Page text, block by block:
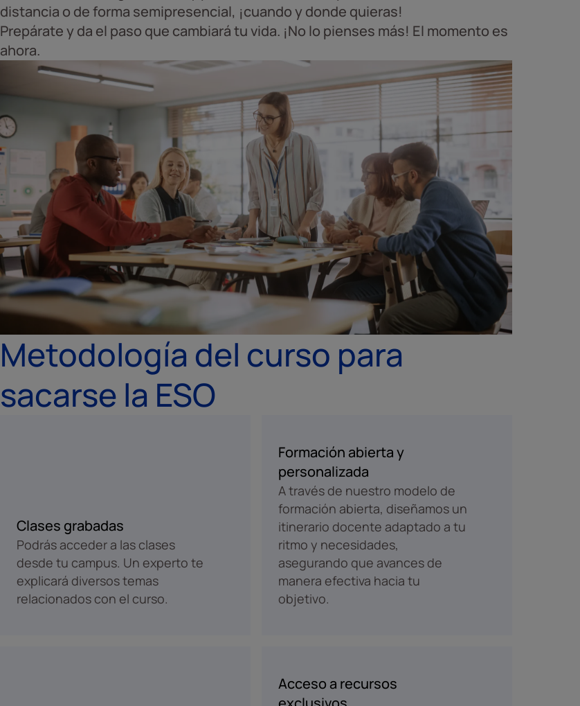
distancia o de forma semipresencial, ¡cuando y donde quieras!
Prepárate y da el paso que cambiará tu vida. ¡No lo pienses más! El momento es
ahora.
Metodología del curso para
sacarse la ESO
Clases grabadas
Podrás acceder a las clases
desde tu campus. Un experto te
explicará diversos temas
relacionados con el curso.
Formación abierta y
personalizada
A través de nuestro modelo de
formación abierta, diseñamos un
itinerario docente adaptado a tu
ritmo y necesidades,
asegurando que avances de
manera efectiva hacia tu
objetivo.
Acceso a recursos